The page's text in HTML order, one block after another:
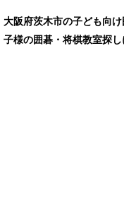
大阪府茨木市の子ども向
子様の囲碁・将棋教室探し